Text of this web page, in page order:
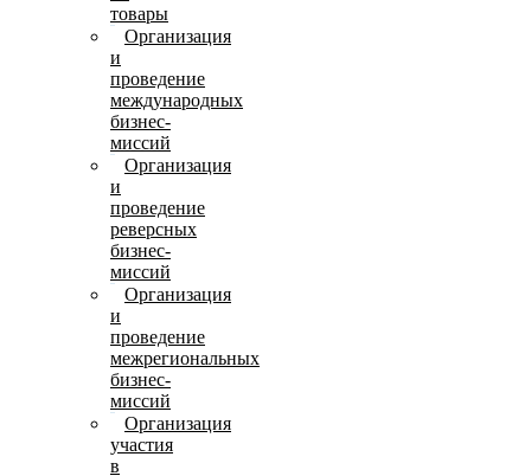
товары
Организация
и
проведение
международных
бизнес-
миссий
Организация
и
проведение
реверсных
бизнес-
миссий
Организация
и
проведение
межрегиональных
бизнес-
миссий
Организация
участия
в